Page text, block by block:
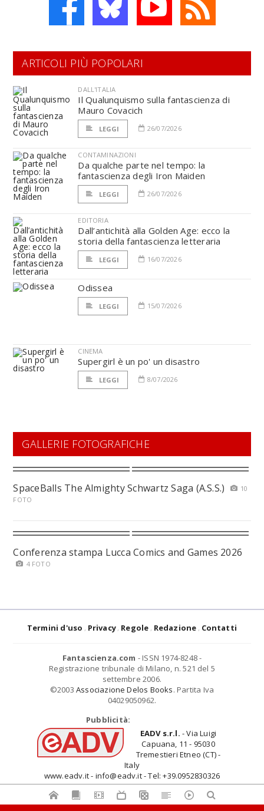
ARTICOLI PIÙ POPOLARI
DALL'ITALIA
Il Qualunquismo sulla fantascienza di
Mauro Covacich
LEGGI 26/07/2026
CONTAMINAZIONI
Da qualche parte nel tempo: la
fantascienza degli Iron Maiden
LEGGI 26/07/2026
EDITORIA
Dall’antichità alla Golden Age: ecco la
storia della fantascienza letteraria
LEGGI 16/07/2026
Odissea
LEGGI 15/07/2026
CINEMA
Supergirl è un po' un disastro
LEGGI 8/07/2026
GALLERIE FOTOGRAFICHE
SpaceBalls The Almighty Schwartz Saga (A.S.S.)
10
FOTO
Conferenza stampa Lucca Comics and Games 2026
4 FOTO
Termini d'uso Privacy Regole Redazione Contatti
Fantascienza.com - ISSN 1974-8248 -
Registrazione tribunale di Milano, n. 521 del 5
settembre 2006.
©2003 Associazione Delos Books. Partita Iva
04029050962.
Pubblicità:
EADV s.r.l. - Via Luigi
Capuana, 11 - 95030
Tremestieri Etneo (CT) -
Italy
www.eadv.it - info@eadv.it - Tel: +39.0952830326